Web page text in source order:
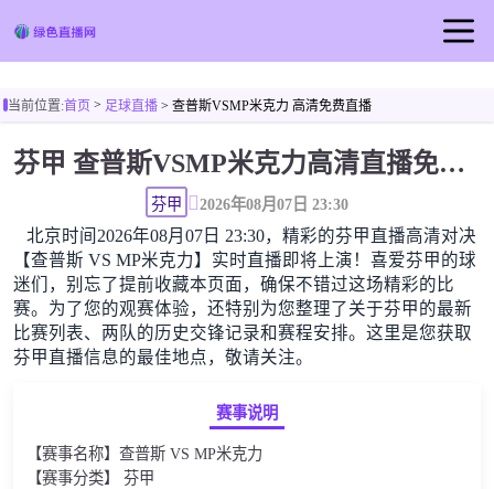
篮球直播
当前位置:首页> 足球直播> 查普斯VSMP米克力 高清免费直播
芬甲 查普斯VSMP米克力高清直播免费观看
芬甲 2026年08月07日 23:30
北京时间2026年08月07日 23:30，精彩的芬甲直播高清对决
【查普斯 VS MP米克力】实时直播即将上演！喜爱芬甲的球
迷们，别忘了提前收藏本页面，确保不错过这场精彩的比
赛。为了您的观赛体验，还特别为您整理了关于芬甲的最新
比赛列表、两队的历史交锋记录和赛程安排。这里是您获取
芬甲直播信息的最佳地点，敬请关注。
赛事说明
【赛事名称】查普斯 VS MP米克力
【赛事分类】 芬甲